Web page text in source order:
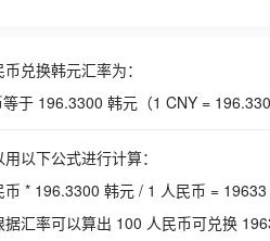
兑换韩元汇率为：
于 196.3300 韩元（1 CNY =
以下公式进行计算：
币 * 196.3300 韩元 / 1 人民币 =
据汇率可以算出 100 人民币可兑换